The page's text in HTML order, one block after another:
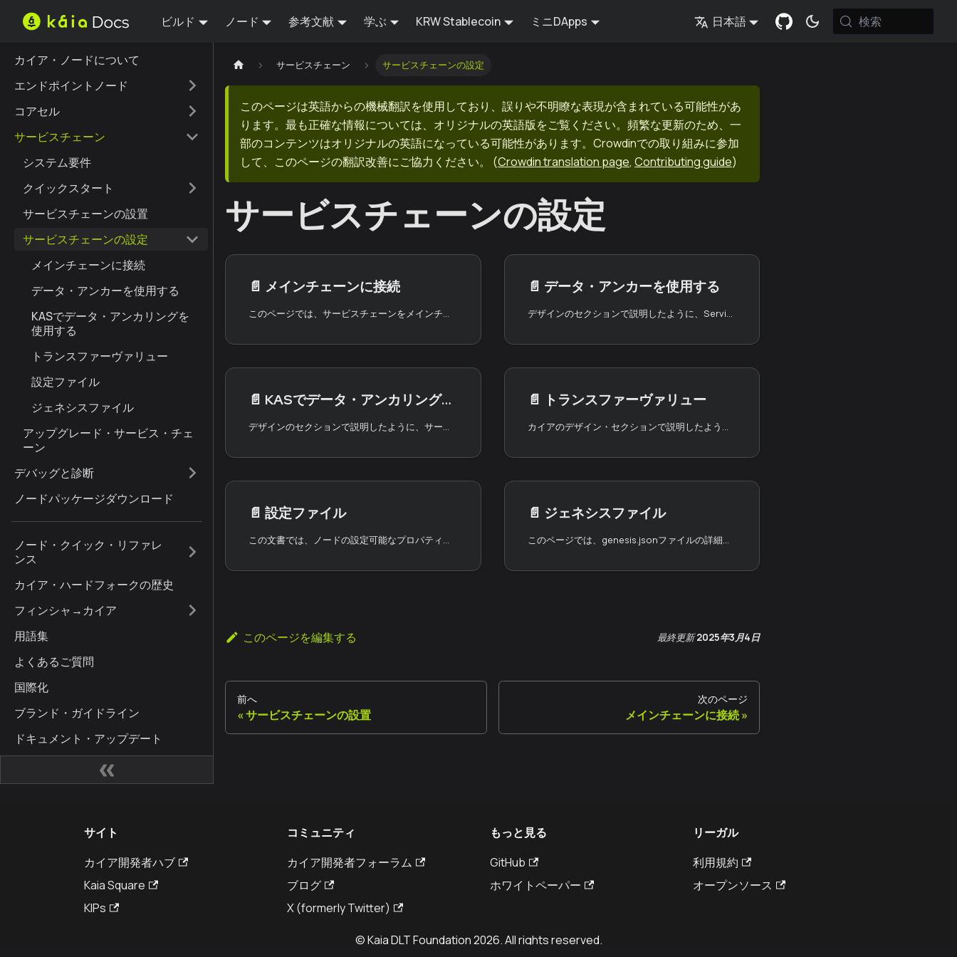
ビルド ノード 参考文献 学ぶ KRW Stablecoin ミニDApps 日本語 検索
カイア・ノードについて
エンドポイントノード
コアセル
サービスチェーン
システム要件
クイックスタート
サービスチェーンの設置
サービスチェーンの設定
メインチェーンに接続
データ・アンカーを使用する
KASでデータ・アンカリングを
使用する
トランスファーヴァリュー
設定ファイル
ジェネシスファイル
アップグレード・サービス・チェ
ーン
デバッグと診断
ノードパッケージダウンロード
ノード・クイック・リファレ
ンス
カイア・ハードフォークの歴史
フィンシャ→カイア
用語集
よくあるご質問
国際化
ブランド・ガイドライン
ドキュメント・アップデート
サービスチェーン サービスチェーンの設定
このページは英語からの機械翻訳を使用しており、誤りや不明瞭な表現が含まれている可能性があ
ります。最も正確な情報については、オリジナルの英語版をご覧ください。頻繁な更新のため、一
部のコンテンツはオリジナルの英語になっている可能性があります。Crowdinでの取り組みに参加
して、このページの翻訳改善にご協力ください。
(Crowdin translation page, Contributing guide)
サービスチェーンの設定
📄️ メインチェーンに接続
このページでは、サービスチェーンをメインチェーンに接続する手順を説明します。
📄️ データ・アンカーを使用する
デザインのセクションで説明したように、Service Chainはデータアンカー機能をサポートしている。
📄️ KASでデータ・アンカリングを使用する
デザインのセクションで説明したように、サービスチェーンのデータをカイアのメインチェーンに固定することができます。
📄️ トランスファーヴァリュー
カイアのデザイン・セクションで説明したように、サービス・チェーンは、親チェーンと子チェーン間の価値（KAIA、ERC-20、ERC-721）の移転をサポートします。
📄️ 設定ファイル
この文書では、ノードの設定可能なプロパティについて説明します。 Kaiaノードパッケージは優れたデフォルトで出荷され、ほとんど設定を必要としない。 実行中のノードの設定を変更した場合は、その変更を反映させるためにノードを再起動する必要があります。
📄️ ジェネシスファイル
このページでは、genesis.jsonファイルの詳細について説明する。
このページを編集する 最終更新 2025年3月4日
前へ
サービスチェーンの設置
次のページ
メインチェーンに接続
サイト
カイア開発者ハブ
Kaia Square
KIPs
コミュニティ
カイア開発者フォーラム
ブログ
X (formerly Twitter)
もっと見る
GitHub
ホワイトペーパー
リーガル
利用規約
オープンソース
© Kaia DLT Foundation 2026. All rights reserved.